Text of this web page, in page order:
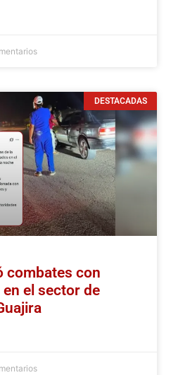
DESTACADAS
combates con
el sector de